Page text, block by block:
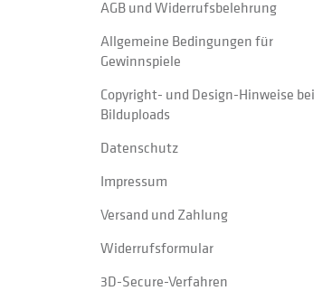
AGB und Widerrufsbelehrung
Allgemeine Bedingungen für
Gewinnspiele
Copyright- und Design-Hinweise bei
Bilduploads
Datenschutz
Impressum
Versand und Zahlung
Widerrufsformular
3D-Secure-Verfahren